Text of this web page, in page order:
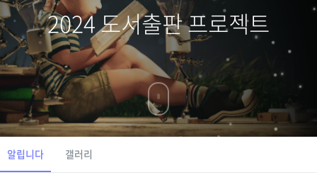
2024 도서출판 프로젝트
알립니다 갤러리